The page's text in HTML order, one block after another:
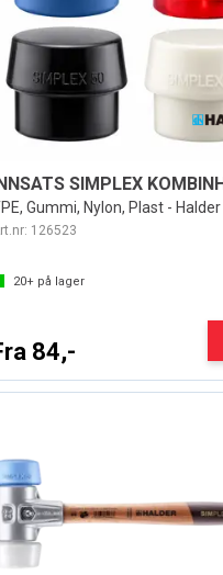
Gummi, Nylon, Plast - Halder
126523
20+ på lager
84,-